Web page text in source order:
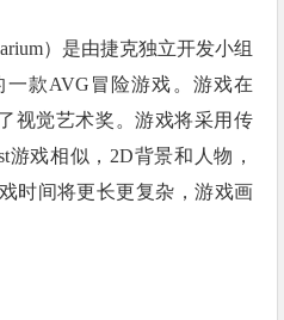
）是由捷克独立开发小组
一款AVG冒险游戏。游戏在
视觉艺术奖。游戏将采用传
游戏相似，2D背景和人物，
时间将更长更复杂，游戏画